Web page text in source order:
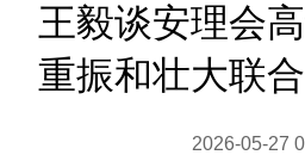
王毅谈安理会
重振和壮大联
2026-05-27